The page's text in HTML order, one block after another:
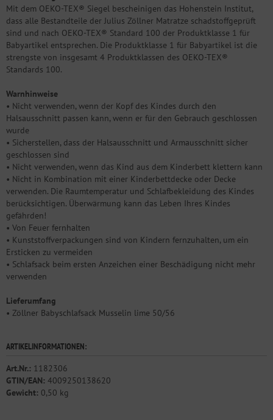
Mit dem OEKO-TEX® Siegel bescheinigen das Hohenstein Institut,
dass alle Bestandteile der Julius Zöllner Matratze schadstoffgeprüft
sind und nach OEKO-TEX® Standard 100 der Produktklasse 1 für
Babyartikel entsprechen. Die Produktklasse 1 für Babyartikel ist die
strengste von insgesamt 4 Produktklassen des OEKO-TEX®
Standards 100.
Warnhinweise
• Nicht verwenden, wenn der Kopf des Kindes durch den
Halsausschnitt passen kann, wenn er für den Gebrauch geschlossen
wurde
• Sicherstellen, dass der Halsausschnitt und Armausschnitt sicher
geschlossen sind
• Nicht verwenden, wenn das Kind aus dem Kinderbett klettern kann
• Nicht in Kombination mit einer Kinderbettdecke oder Decke
verwenden. Die Raumtemperatur und Schlafbekleidung des Kindes
berücksichtigen. Überwärmung kann das Leben Ihres Kindes
gefährden!
• Von Feuer fernhalten
• Kunststoffverpackungen sind von Kindern fernzuhalten, um ein
Ersticken zu vermeiden
• Schlafsack beim ersten Anzeichen einer Beschädigung nicht mehr
verwenden
Lieferumfang
• Zöllner Babyschlafsack Musselin lime 50/56
ARTIKELINFORMATIONEN:
Art.Nr.: 1182306
GTIN/EAN: 4009250138620
Gewicht: 0,50 kg